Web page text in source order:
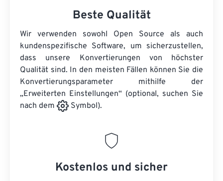
Beste Qualität
Wir verwenden sowohl Open Source als auch
kundenspezifische Software, um sicherzustellen,
dass unsere Konvertierungen von höchster
Qualität sind. In den meisten Fällen können Sie die
Konvertierungsparameter mithilfe der
„Erweiterten Einstellungen“ (optional, suchen Sie
nach dem
Symbol).
Kostenlos und sicher